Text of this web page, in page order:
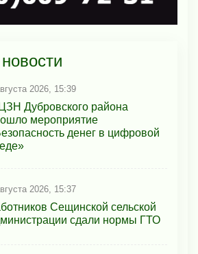
2026, 15:39
Дубровского района
мероприятие
денег в цифровой
2026, 15:37
Сещинской сельской
сдали нормы ГТО